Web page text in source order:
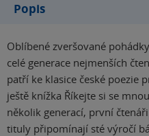
Popis
Oblíbené zveršované
celé generace nejmenších
patří ke klasice české poezie
ještě knížka Říkejte si se
několik generací, první
tituly připomínají sté výročí